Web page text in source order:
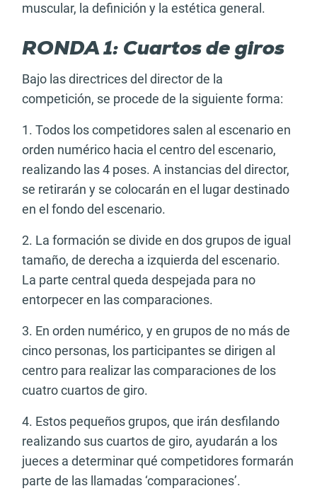
muscular, la definición y la estética general.
RONDA 1: Cuartos de giros
Bajo las directrices del director de la
competición, se procede de la siguiente forma:
1. Todos los competidores salen al escenario en
orden numérico hacia el centro del escenario,
realizando las 4 poses. A instancias del director,
se retirarán y se colocarán en el lugar destinado
en el fondo del escenario.
2. La formación se divide en dos grupos de igual
tamaño, de derecha a izquierda del escenario.
La parte central queda despejada para no
entorpecer en las comparaciones.
3. En orden numérico, y en grupos de no más de
cinco personas, los participantes se dirigen al
centro para realizar las comparaciones de los
cuatro cuartos de giro.
4. Estos pequeños grupos, que irán desfilando
realizando sus cuartos de giro, ayudarán a los
jueces a determinar qué competidores formarán
parte de las llamadas ‘comparaciones’.